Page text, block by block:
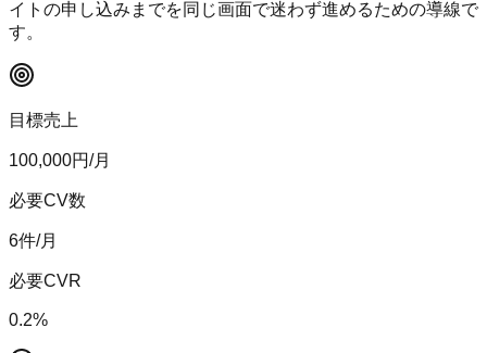
イトの申し込みまでを同じ画面で迷わず進めるための導線で
す。
目標売上
100,000円/月
必要CV数
6件/月
必要CVR
0.2%